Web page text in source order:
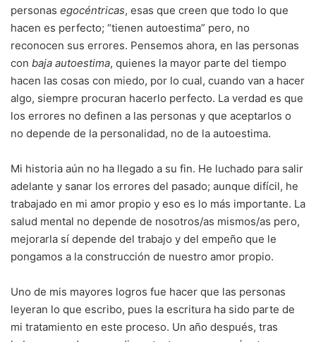
personas egocéntricas, esas que creen que todo lo que
hacen es perfecto; “tienen autoestima” pero, no
reconocen sus errores. Pensemos ahora, en las personas
con baja autoestima, quienes la mayor parte del tiempo
hacen las cosas con miedo, por lo cual, cuando van a hacer
algo, siempre procuran hacerlo perfecto. La verdad es que
los errores no definen a las personas y que aceptarlos o
no depende de la personalidad, no de la autoestima.
Mi historia aún no ha llegado a su fin. He luchado para salir
adelante y sanar los errores del pasado; aunque difícil, he
trabajado en mi amor propio y eso es lo más importante. La
salud mental no depende de nosotros/as mismos/as pero,
mejorarla sí depende del trabajo y del empeño que le
pongamos a la construcción de nuestro amor propio.
Uno de mis mayores logros fue hacer que las personas
leyeran lo que escribo, pues la escritura ha sido parte de
mi tratamiento en este proceso. Un año después, tras